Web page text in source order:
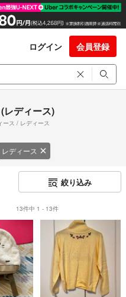
ログイン 会員登録
ディース)
ース / レディース
レディース
絞り込み
13件中 1 - 13件